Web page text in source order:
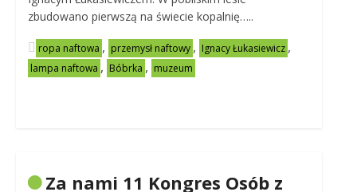
zbudowano pierwszą na świecie kopalnię…..
ropa naftowa , przemysł naftowy , Ignacy Łukasiewicz ,
lampa naftowa , Bóbrka , muzeum
Za nami 11 Kongres Osób z